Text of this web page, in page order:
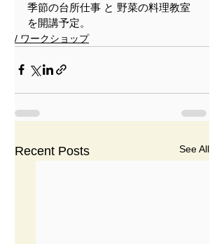
季節の台所仕事 と 野菜の料理教室
を開講予定。
/ ワークショップ
Recent Posts See All